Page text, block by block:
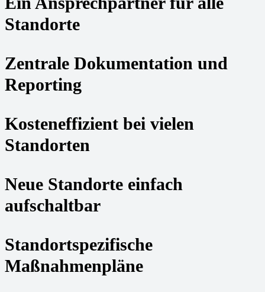
Standorte
Zentrale Dokumentation und
Reporting
Kosteneffizient bei vielen
Standorten
Neue Standorte einfach
aufschaltbar
Standortspezifische
Maßnahmenpläne